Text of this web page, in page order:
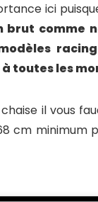
ici
brut comme
toutes les
il vous
cm minimum